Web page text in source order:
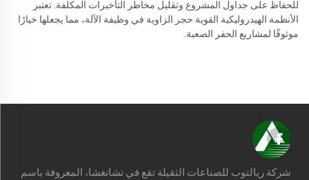
للحفاظ على جداول المشروع وتقليل مخاطر التأخيرات المكلفة. تعتبر
الأنظمة الهيدروليكية القوية حجر الزاوية في وظيفة الآلة، مما يجعلها خيارًا
موثوقًا لمشاريع الحفر الصعبة.
شركة ريالتوب للصناعات الثقيلة تقع في تشانغشا، المعروفة باسم